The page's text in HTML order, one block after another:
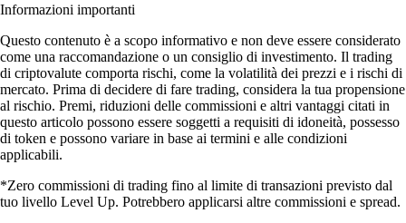
Informazioni importanti
Questo contenuto è a scopo informativo e non deve essere considerato
come una raccomandazione o un consiglio di investimento. Il trading
di criptovalute comporta rischi, come la volatilità dei prezzi e i rischi di
mercato. Prima di decidere di fare trading, considera la tua propensione
al rischio. Premi, riduzioni delle commissioni e altri vantaggi citati in
questo articolo possono essere soggetti a requisiti di idoneità, possesso
di token e possono variare in base ai termini e alle condizioni
applicabili.
*Zero commissioni di trading fino al limite di transazioni previsto dal
tuo livello Level Up. Potrebbero applicarsi altre commissioni e spread.